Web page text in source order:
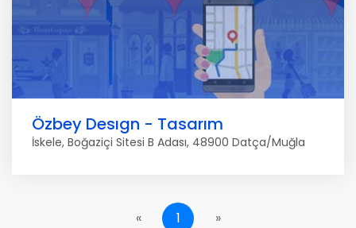
Özbey Desıgn - Tasarım
İskele, Boğaziçi Sitesi B Adası, 48900 Datça/Muğla
« 1 »